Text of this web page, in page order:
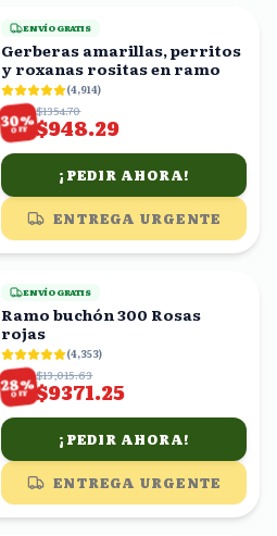
ENVÍO GRATIS
Gerberas amarillas, perritos
y roxanas rositas en ramo
(4,914)
30%
OFF
$1354.70
$948.29
¡PEDIR AHORA!
ENTREGA URGENTE
ENVÍO GRATIS
Ramo buchón 300 Rosas
rojas
(4,353)
28%
OFF
$13,015.63
$9371.25
¡PEDIR AHORA!
ENTREGA URGENTE